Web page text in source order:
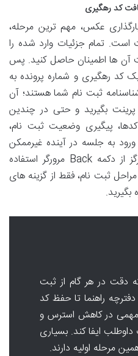
کد رهگیری
عکس، مهم ترین مرحله،
است. تمام جزئیات وارد شده را
ها اطمینان حاصل کنید. پس
کد رهگیری و شماره پرونده به
ثبت نام شما هستند؛ آن
پرینت بگیرید و حتی در چندین
پیگیری وضعیت ثبت نام،
به جلسه در آینده غیرممکن
خواهد بود. فراموش نکنید که هرگز از دکمه Back مرورگر استفاده
ثبت نام، فقط از گزینه های
دقت در هر گام از ثبت
دفترچه راهنما تا حفظ کد
در کاهش استرس و
ایفا کند. بسیاری
مرحله اولیه دارند.